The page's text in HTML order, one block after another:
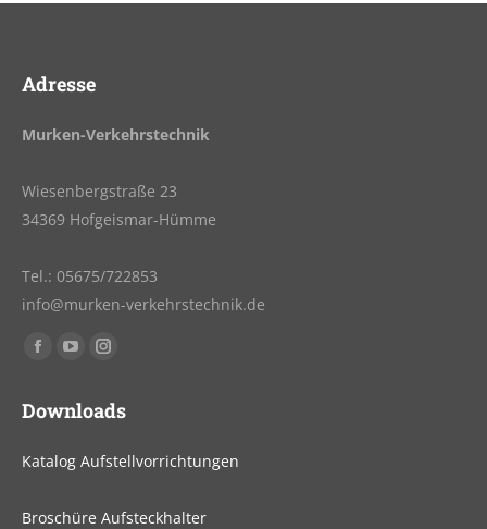
Adresse
Murken-Verkehrstechnik
Wiesenbergstraße 23
34369 Hofgeismar-Hümme
Tel.: 05675/722853
info@murken-verkehrstechnik.de
Finden Sie uns auf:
Facebook
opens
new
YouTube
opens
new
Instagram
opens
new
Downloads
Katalog Aufstellvorrichtungen
Broschüre Aufsteckhalter